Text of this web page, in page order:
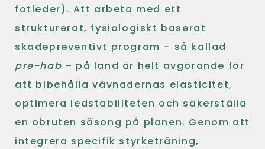
fotleder). Att arbeta med ett
strukturerat, fysiologiskt baserat
skadepreventivt program – så kallad
pre-hab – på land är helt avgörande för
att bibehålla vävnadernas elasticitet,
optimera ledstabiliteten och säkerställa
en obruten säsong på planen. Genom att
integrera specifik styrketräning,